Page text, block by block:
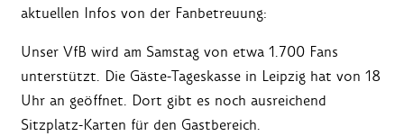
aktuellen Infos von der Fanbetreuung:
Unser VfB wird am Samstag von etwa 1.700 Fans
unterstützt. Die Gäste-Tageskasse in Leipzig hat von 18
Uhr an geöffnet. Dort gibt es noch ausreichend
Sitzplatz-Karten für den Gastbereich.